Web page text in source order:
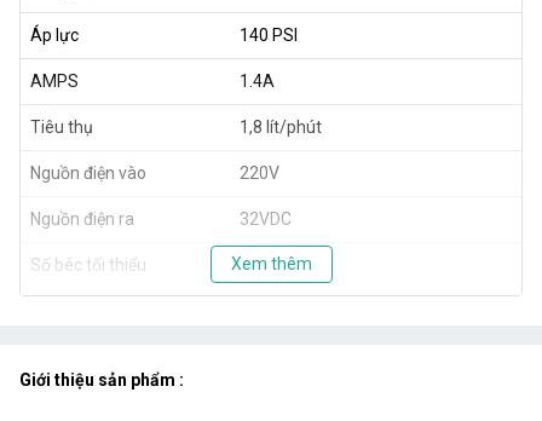
Áp lực 140 PSI
AMPS 1.4A
Tiêu thụ 1,8 lít/phút
Nguồn điện vào 220V
Nguồn điện ra 32VDC
Số béc tối thiểu 20 béc
Xem thêm
Giới thiệu sản phẩm :